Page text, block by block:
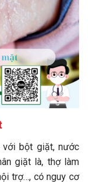
với bột giặt, nước
giặt là, thợ làm
trợ…, có nguy cơ